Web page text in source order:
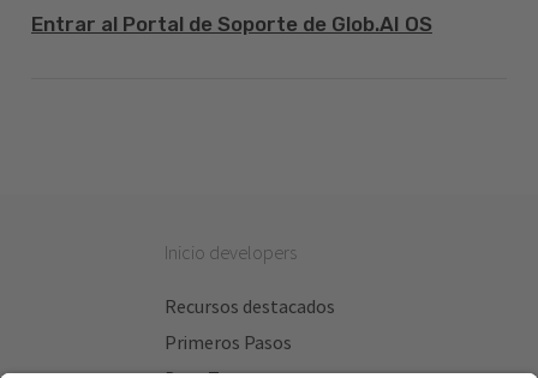
Entrar al Portal de Soporte de Glob.AI OS
Inicio developers
Recursos destacados
Primeros Pasos